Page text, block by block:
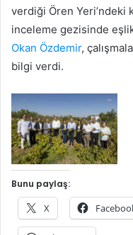
verdiği Ören Yeri’ndeki
inceleme gezisinde eşlik
Okan Özdemir,
bilgi verdi.
Bunu paylaş:
X